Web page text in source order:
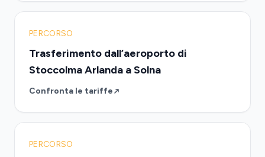
PERCORSO
Trasferimento dall’aeroporto di
Stoccolma Arlanda a Solna
Confronta le tariffe
PERCORSO